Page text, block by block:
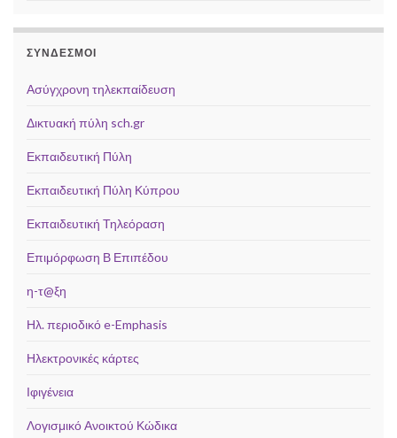
ΣΥΝΔΕΣΜΟΙ
Ασύγχρονη τηλεκπαίδευση
Δικτυακή πύλη sch.gr
Εκπαιδευτική Πύλη
Εκπαιδευτική Πύλη Κύπρου
Εκπαιδευτική Τηλεόραση
Επιμόρφωση Β Επιπέδου
η-τ@ξη
Ηλ. περιοδικό e-Emphasis
Ηλεκτρονικές κάρτες
Ιφιγένεια
Λογισμικό Ανοικτού Κώδικα